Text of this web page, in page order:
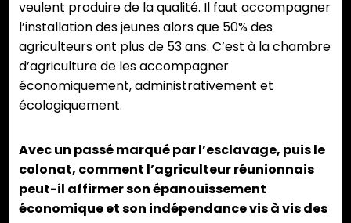
veulent produire de la qualité. Il faut accompagner
l’installation des jeunes alors que 50% des
agriculteurs ont plus de 53 ans. C’est à la chambre
d’agriculture de les accompagner
économiquement, administrativement et
écologiquement.
Avec un passé marqué par l’esclavage, puis le
colonat, comment l’agriculteur réunionnais
peut-il affirmer son épanouissement
économique et son indépendance vis à vis des